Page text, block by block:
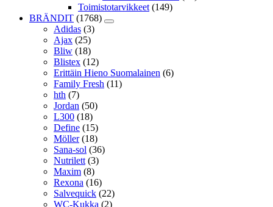
Toimistotarvikkeet (149)
BRÄNDIT (1768)
Adidas (3)
Ajax (25)
Bliw (18)
Blistex (12)
Erittäin Hieno Suomalainen (6)
Family Fresh (11)
hth (7)
Jordan (50)
L300 (18)
Define (15)
Möller (18)
Sana-sol (36)
Nutrilett (3)
Maxim (8)
Rexona (16)
Salvequick (22)
WC-Kukka (2)